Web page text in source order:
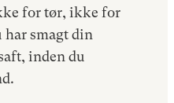
for tør, ikke for
har smagt din
inden du